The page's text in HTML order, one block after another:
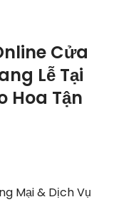
Cửa
Lễ Tại
Hoa Tận
Mại & Dịch Vụ